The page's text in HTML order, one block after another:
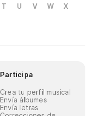
T U V W
X
Participa
Crea tu perfil musical
Envía álbumes
Envía letras